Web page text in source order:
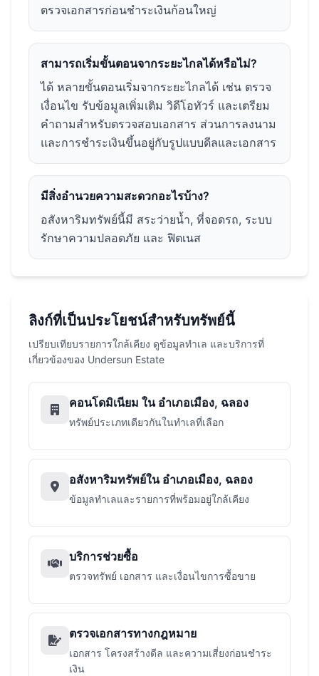
ตรวจเอกสารก่อนชำระเงินก้อนใหญ่
สามารถเริ่มขั้นตอนจากระยะไกลได้หรือไม่?
ได้ หลายขั้นตอนเริ่มจากระยะไกลได้ เช่น ตรวจ
เงื่อนไข รับข้อมูลเพิ่มเติม วิดีโอทัวร์ และเตรียม
คำถามสำหรับตรวจสอบเอกสาร ส่วนการลงนาม
และการชำระเงินขึ้นอยู่กับรูปแบบดีลและเอกสาร
มีสิ่งอำนวยความสะดวกอะไรบ้าง?
อสังหาริมทรัพย์นี้มี สระว่ายน้ำ, ที่จอดรถ, ระบบ
รักษาความปลอดภัย และ ฟิตเนส
ลิงก์ที่เป็นประโยชน์สำหรับทรัพย์นี้
เปรียบเทียบรายการใกล้เคียง ดูข้อมูลทำเล และบริการที่
เกี่ยวข้องของ Undersun Estate
คอนโดมิเนียม ใน อำเภอเมือง, ฉลอง
ทรัพย์ประเภทเดียวกันในทำเลที่เลือก
อสังหาริมทรัพย์ใน อำเภอเมือง, ฉลอง
ข้อมูลทำเลและรายการที่พร้อมอยู่ใกล้เคียง
บริการช่วยซื้อ
ตรวจทรัพย์ เอกสาร และเงื่อนไขการซื้อขาย
ตรวจเอกสารทางกฎหมาย
เอกสาร โครงสร้างดีล และความเสี่ยงก่อนชำระ
เงิน